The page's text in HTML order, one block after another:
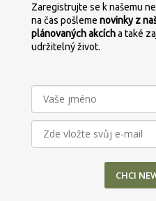
Zaregistrujte se k našemu
na čas pošleme novinky z
plánovanýchakcícha také
udržitelný život.
CHCI